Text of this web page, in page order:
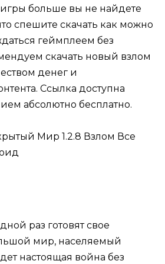
игры больше вы не найдете
спешите скачать как можно
геймплеем без
скачать новый взлом
денег и
Ссылка доступна
абсолютно бесплатно.
раз готовят свое
мир, населяемый
настоящая война без